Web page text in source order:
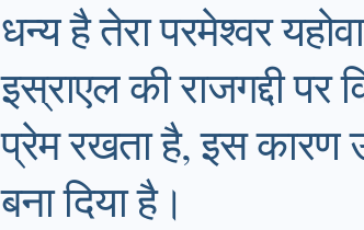
धन्य है तेरा परमेश्वर
इस्राएल की राजगद्दी पर
प्रेम रखता है, इस कारण
बना दिया है।